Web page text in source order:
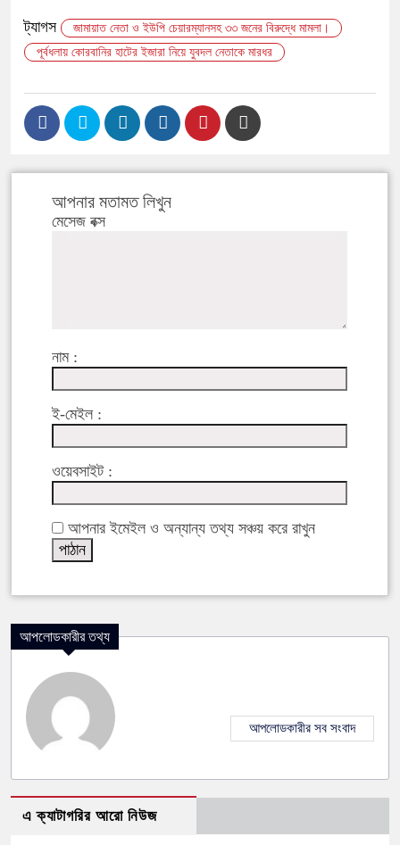
ট্যাগস
জামায়াত নেতা ও ইউপি চেয়ারম্যানসহ ৩৩ জনের বিরুদ্ধে মামলা।
পূর্বধলায় কোরবানির হাটের ইজারা নিয়ে যুবদল নেতাকে মারধর
আপনার মতামত লিখুন
মেসেজ বক্স
নাম :
ই-মেইল :
ওয়েবসাইট :
আপনার ইমেইল ও অন্যান্য তথ্য সঞ্চয় করে রাখুন
আপলোডকারীর তথ্য
আপলোডকারীর সব সংবাদ
এ ক্যাটাগরির আরো নিউজ